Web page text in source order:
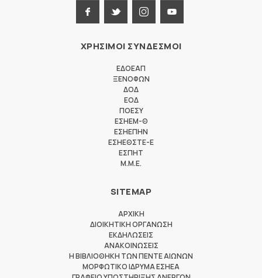
ΧΡΗΣΙΜΟΙ ΣΥΝΔΕΣΜΟΙ
ΕΔΟΕΑΠ
ΞΕΝΟΦΩΝ
ΔΟΔ
ΕΟΔ
ΠΟΕΣΥ
ΕΣΗΕΜ-Θ
ΕΣΗΕΠΗΝ
ΕΣΗΕΘΣΤΕ-Ε
ΕΣΠΗΤ
M.M.E.
SITEMAP
ΑΡΧΙΚΗ
ΔΙΟΙΚΗΤΙΚΗ ΟΡΓΑΝΩΣΗ
ΕΚΔΗΛΩΣΕΙΣ
ΑΝΑΚΟΙΝΩΣΕΙΣ
Η ΒΙΒΛΙΟΘΗΚΗ ΤΩΝ ΠΕΝΤΕ ΑΙΩΝΩΝ
ΜΟΡΦΩΤΙΚΟ ΙΔΡΥΜΑ ΕΣΗΕΑ